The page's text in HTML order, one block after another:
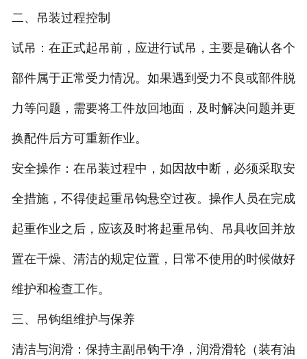
二、吊装过程控制
试吊：在正式起吊前，应进行试吊，主要是确认各个
部件属于正常受力情况。如果遇到受力不良或部件脱
力等问题，需要将工件放回地面，及时解决问题并更
换配件后方可重新作业。
安全操作：在吊装过程中，如因故中断，必须采取安
全措施，不得使起重吊钩悬空过夜。操作人员在完成
起重作业之后，应该及时将起重吊钩、吊具收回并放
置在干燥、清洁的规定位置，日常不使用的时候做好
维护和检查工作。
三、吊钩组维护与保养
清洁与润滑：保持主副吊钩干净，润滑滑轮（装有油